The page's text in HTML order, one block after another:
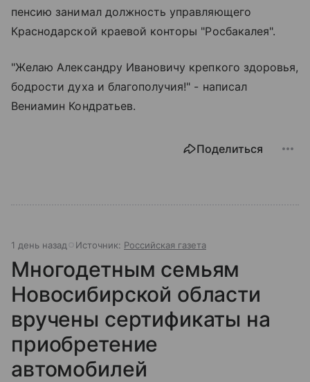
пенсию занимал должность управляющего
Краснодарской краевой конторы "Росбакалея".
"Желаю Александру Ивановичу крепкого здоровья,
бодрости духа и благополучия!" - написал
Вениамин Кондратьев.
Поделиться
1 день назад Источник: Российская газета
Многодетным семьям
Новосибирской области
вручены сертификаты на
приобретение
автомобилей